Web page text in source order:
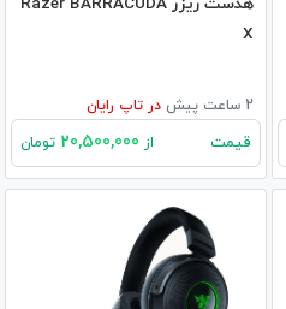
X
2 ساعت پیش در تاپ رایان
قیمت از تومان